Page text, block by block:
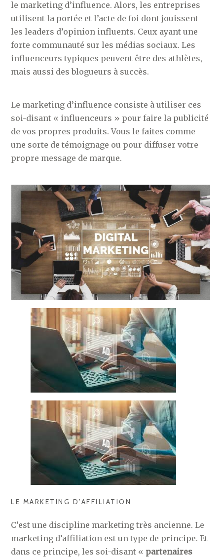
le marketing d’influence. Alors, les entreprises
utilisent la portée et l’acte de foi dont jouissent
les leaders d’opinion influents. Ceux ayant une
forte communauté sur les médias sociaux. Les
influenceurs typiques peuvent être des athlètes,
mais aussi des blogueurs à succès.
Le marketing d’influence consiste à utiliser ces
soi-disant « influenceurs » pour faire la publicité
de vos propres produits. Vous le faites comme
une sorte de témoignage ou pour diffuser votre
propre message de marque.
LE MARKETING D’AFFILIATION
C’est une discipline marketing très ancienne. Le
marketing d’affiliation est un type de principe. Et
dans ce principe, les soi-disant « partenaires